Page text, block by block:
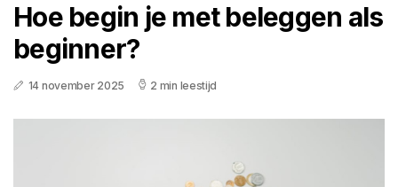
Hoe begin je met beleggen als
beginner?
14 november 2025 2 min leestijd